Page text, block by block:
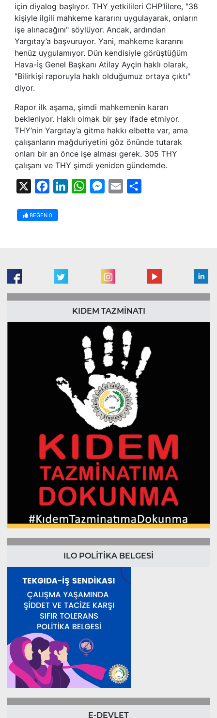
için diyalog başlıyor. THY yetkilileri CHP’lilere, "38
kişiyle ilgili mahkeme kararını uygulayarak, onların
işe alınacağını" söylüyor. Ancak, ardından
Yargıtay’a başvuruyor. Yani, mahkeme kararını
henüz uygulamıyor. Dün kendisiyle görüştüğüm
Hava-İş Genel Başkanı Atilay Ayçin haklı olarak,
"Bilirkişi raporuyla haklı olduğumuz ortaya çıktı"
diyor.
Rapor ilk aşama, şimdi mahkemenin kararı
bekleniyor. Haklı olmak bir şey ifade etmiyor.
THY’nin Yargıtay’a gitme hakkı elbette var, ama
çalışanların mağduriyetini göz önünde tutarak
onları bir an önce işe alması gerek. 305 THY
çalışanı ve THY şimdi yeniden gündemde.
FacebookLinkedInWhatsAppMessenger
Email
BEĞEN 0
KIDEM TAZMİNATI
ILO POLİTİKA BELGESİ
E-DEVLET